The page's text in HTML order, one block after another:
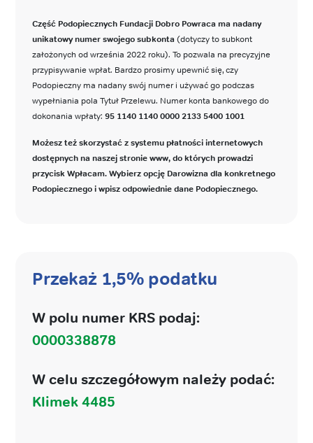
Część Podopiecznych Fundacji Dobro Powraca ma nadany
unikatowy numer swojego subkonta (dotyczy to subkont
założonych od września 2022 roku). To pozwala na precyzyjne
przypisywanie wpłat. Bardzo prosimy upewnić się, czy
Podopieczny ma nadany swój numer i używać go podczas
wypełniania pola Tytuł Przelewu. Numer konta bankowego do
dokonania wpłaty: 95 1140 1140 0000 2133 5400 1001
Możesz też skorzystać z systemu płatności internetowych
dostępnych na naszej stronie www, do których prowadzi
przycisk Wpłacam. Wybierz opcję Darowizna dla konkretnego
Podopiecznego i wpisz odpowiednie dane Podopiecznego.
Przekaż 1,5% podatku
W polu numer KRS podaj:
0000338878
W celu szczegółowym należy podać:
Klimek 4485